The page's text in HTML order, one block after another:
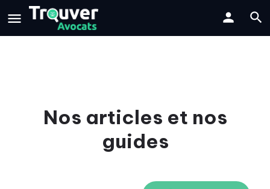
Nos articles et nos
guides